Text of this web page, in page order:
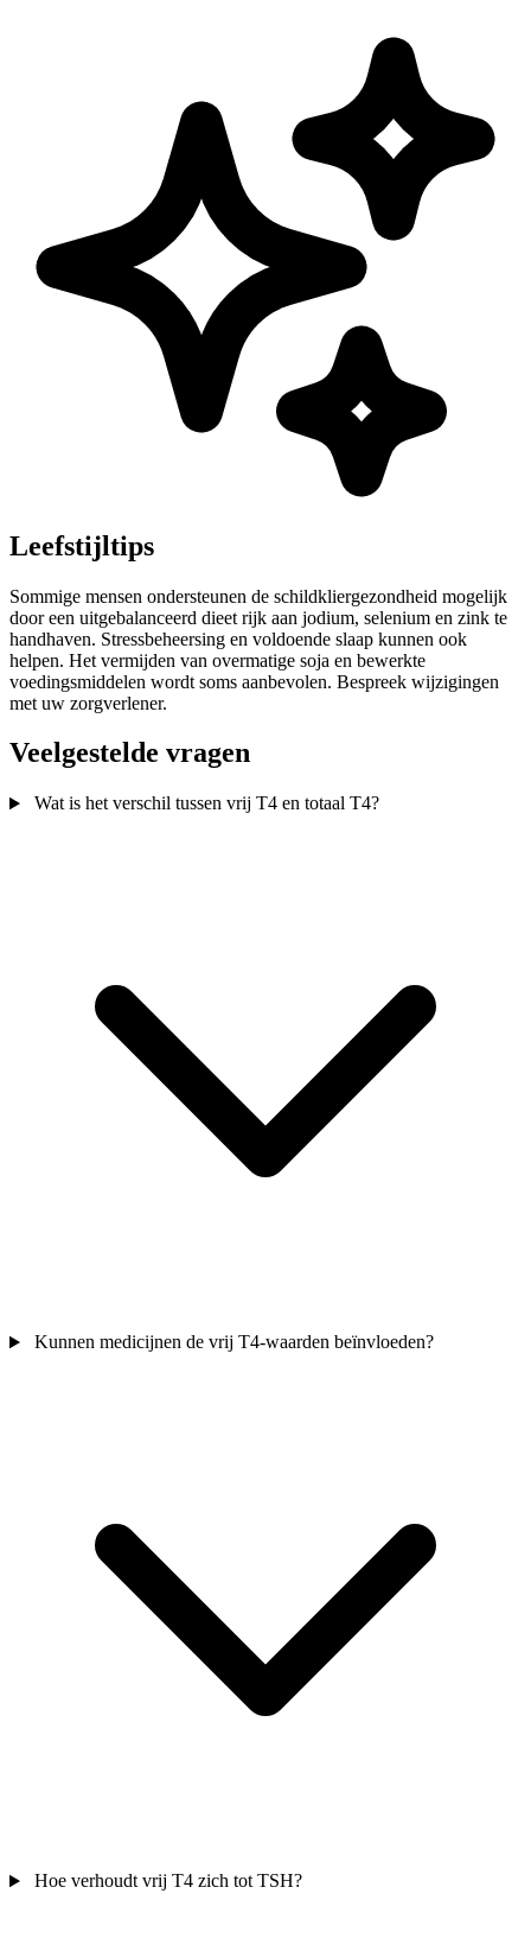
Leefstijltips
Sommige mensen ondersteunen de schildkliergezondheid mogelijk
door een uitgebalanceerd dieet rijk aan jodium, selenium en zink te
handhaven. Stressbeheersing en voldoende slaap kunnen ook
helpen. Het vermijden van overmatige soja en bewerkte
voedingsmiddelen wordt soms aanbevolen. Bespreek wijzigingen
met uw zorgverlener.
Veelgestelde vragen
Wat is het verschil tussen vrij T4 en totaal T4?
Kunnen medicijnen de vrij T4-waarden beïnvloeden?
Hoe verhoudt vrij T4 zich tot TSH?